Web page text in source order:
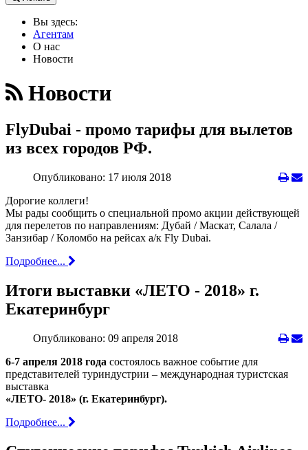
Вы здесь:
Агентам
О нас
Новости
Новости
FlyDubai - промо тарифы для вылетов
из всех городов РФ.
Опубликовано: 17 июля 2018
Дорогие коллеги!
Мы рады сообщить о специальной промо акции действующей
для перелетов по направлениям: Дубай / Маскат, Cалала /
Занзибар / Коломбо на рейсах а/к Fly Dubai.
Подробнее...
Итоги выставки «ЛЕТО - 2018» г.
Екатеринбург
Опубликовано: 09 апреля 2018
6-7 апреля 2018 года состоялось важное событие для
представителей туриндустрии – международная туристская
выставка
«ЛЕТО- 2018» (г. Екатеринбург).
Подробнее...